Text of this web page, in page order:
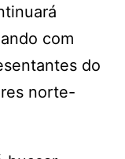
com
do
norte-